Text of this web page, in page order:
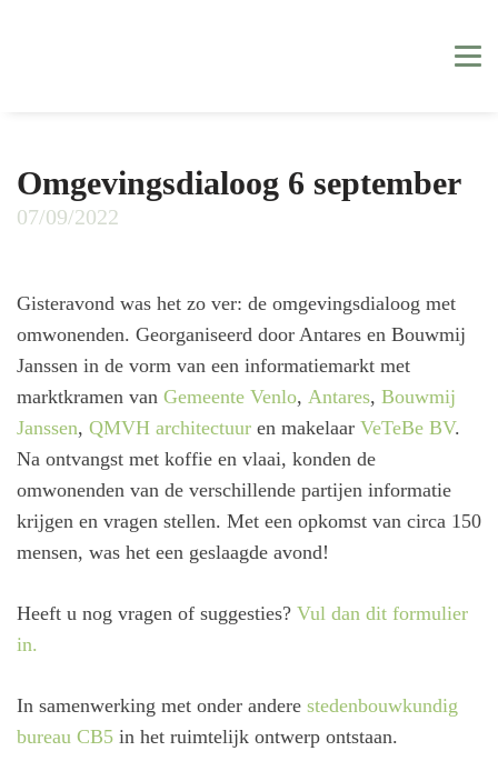
Omgevingsdialoog 6 september
07/09/2022
Gisteravond was het zo ver: de omgevingsdialoog met
omwonenden. Georganiseerd door Antares en Bouwmij
Janssen in de vorm van een informatiemarkt met
marktkramen van Gemeente Venlo, Antares, Bouwmij
Janssen, QMVH architectuur en makelaar VeTeBe BV.
Na ontvangst met koffie en vlaai, konden de
omwonenden van de verschillende partijen informatie
krijgen en vragen stellen. Met een opkomst van circa 150
mensen, was het een geslaagde avond!
Heeft u nog vragen of suggesties? Vul dan dit formulier
in.
In samenwerking met onder andere stedenbouwkundig
bureau CB5 in het ruimtelijk ontwerp ontstaan.